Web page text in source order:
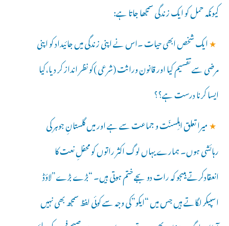
کیونکہ حمل کو ایک زندگی سمجھا جاتا ہے:
★ایک شخص ابھی حیات ۔اس نے اپنی زندگی میں جائیداد کو اپنی
مرضی سے تقسیم کیا اور قانون وراثت (شرعی )کو نظر انداز کر دیا،کیا
ایسا کرنا درست ہے؟؟
★میرا تعلق اہلِسنّت و جماعت سے ہے اور میں گلستانِ جوہر کی
رہائشی ہوں۔ ہمارے یہاں لوگ اکثر راتوں کو محفلِ نعت کا
انعقادکرتے ہیںجو کہ رات دو بجے ختم ہوتی ہیں۔ “بڑے بڑے”لاؤڈ
اسپیکر لگاتے ہیں جس میں “ایکو”کی وجہ سے کوئی لفظ سمجھ بھی نہیں